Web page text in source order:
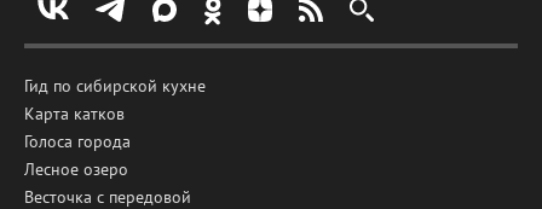
Гид по сибирской кухне
Карта катков
Голоса города
Лесное озеро
Весточка с передовой